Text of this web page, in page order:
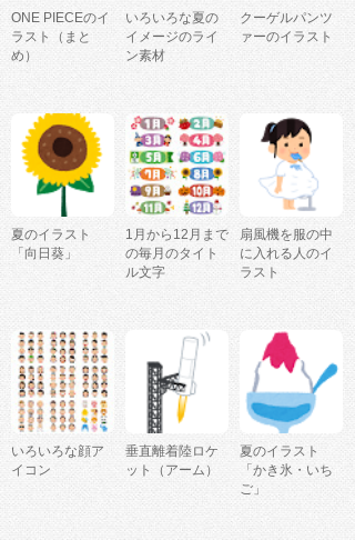
ONE PIECEのイ
ラスト（まと
め）
いろいろな夏の
イメージのライ
ン素材
クーゲルパンツ
ァーのイラスト
夏のイラスト
「向日葵」
1月から12月まで
の毎月のタイト
ル文字
扇風機を服の中
に入れる人のイ
ラスト
いろいろな顔ア
イコン
垂直離着陸ロケ
ット（アーム）
夏のイラスト
「かき氷・いち
ご」